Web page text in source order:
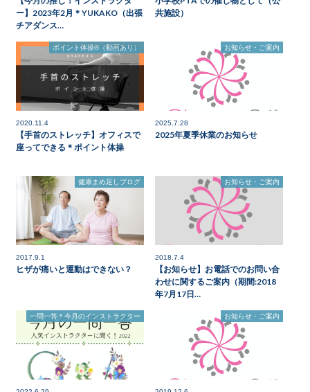
ー】2023年2月＊YUKAKO（出張
チアダンス…
共施設）
ポイント体操®（動画あり）
2020.11.4
【手首のストレッチ】オフィスで
座ってできる＊ポイント体操
お知らせ・ご案内
2025.7.28
2025年夏季休業のお知らせ
健康まめ足しブログ
2017.9.1
ヒザが痛いと運動はできない？
お知らせ・ご案内
2018.7.4
【お知らせ】お電話でのお問い合
わせに関するご案内（期間:2018
年7月17日…
一問一答＊今月のインストラクター お知らせ・ご案内